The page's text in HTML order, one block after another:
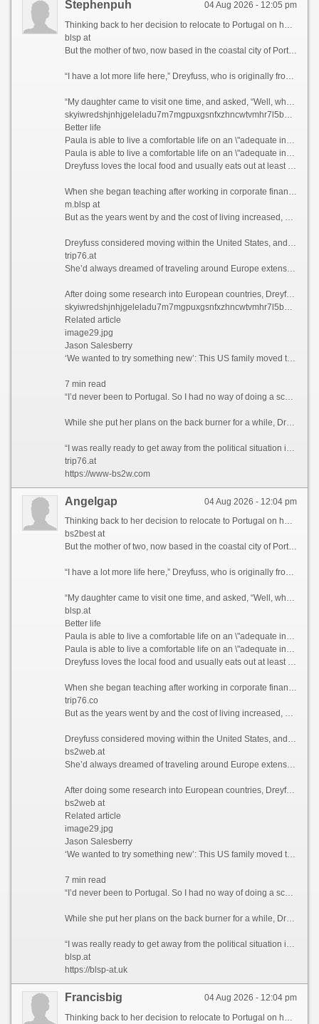
04 Aug 2026 - 12:05 pm
Stephenpuh
blsp at
But the mother of two, now based in the coastal city of Porto, famous for its Port wine and spectacular bridges, has no regrets today, as her life is much richer in many ways.
“I have a lot more life here,” Dreyfuss, who is originally from Texas, tells CNN Travel, before blissfully describing her frequent trips to local museums, movie theaters, and pop-up wineries in the Douro Valley, a UNESCO World Heritage region in northern Portugal.
“My daughter came to visit one time, and asked, “Well, what do you guys do all day?” she recalls. “And my friend holds up a glass of Champagne and goes, “You’re looking at it.”
skyiwredshjnhjgeleladu7m7mgpuxgsnfxzhncwtvmhr7l5bniutayd.onion
Better life
Paula is able to live a comfortable life on an \"adequate income\" in Portugal, which she feels wouldn\'t have been possible if she\'d stayed in California.
Paula is able to live a comfortable life on an \"adequate income\" in Portugal, which she feels wouldn\'t have been possible if she\'d stayed in California. Courtesy Paula Dreyfuss
Dreyfuss loves the local food and usually eats out at least three times a week, something she simply couldn’t have afforded to do when she was based in San Diego, California, where she lived and worked as a teacher previously.
When she began teaching after working in corporate finance for years, Dreyfuss thought she’d end up with a retirement income that would provide her with a comfortable lifestyle.
m.blsp at
But as the years went by and the cost of living increased, she realized that this was unlikely to be the case.
Dreyfuss considered moving within the United States, and recalls driving up to Seattle and “stopping at a bunch of places,” but says she couldn’t find anywhere affordable enough to tempt her away.
trip76.at
She’d always dreamed of traveling around Europe extensively, but Dreyfuss knew that this would likely never happen if she stayed where she was. So what better way to explore the continent than actually moving there?
After doing some research into European countries, Dreyfuss found that the only visa that she qualified for at the time was the Portugal D7 visa, which allows non-EU nationals with a stable passive income to reside in the country.
skyiwredshjnhjgeleladu7m7mgpuxgsnfxzhncwtvmhr7l5bniutayd.onion
Related article
image29.jpg
Jason Salesberry
‘We wanted to try something new’: This US family moved to Italy sight unseen nine years ago and never looked back
7 min read
“I’d never been to Portugal. So I had no way of doing a scouting trip or anything,” she says. “I thought, ‘I’m going to go over there. And If I don’t like Portugal, then I’ll move to Spain or France.’”
While she put her plans on the back burner for a while, Dreyfuss says that the Covid-19 pandemic in 2021 ultimately prompted her to finally leave the US permanently.
“I was really ready to get away from the political situation in the United States,” she admits.
trip76.at
https://www-bs2w.com
04 Aug 2026 - 12:04 pm
Angelgap
Thinking back to her decision to relocate to Portugal on her own five years ago, Paula Dreyfuss jokes that many people questioned her state of mind, as she’d never even visited the European country before.
bs2best at
But the mother of two, now based in the coastal city of Porto, famous for its Port wine and spectacular bridges, has no regrets today, as her life is much richer in many ways.
“I have a lot more life here,” Dreyfuss, who is originally from Texas, tells CNN Travel, before blissfully describing her frequent trips to local museums, movie theaters, and pop-up wineries in the Douro Valley, a UNESCO World Heritage region in northern Portugal.
“My daughter came to visit one time, and asked, “Well, what do you guys do all day?” she recalls. “And my friend holds up a glass of Champagne and goes, “You’re looking at it.”
blsp.at
Better life
Paula is able to live a comfortable life on an \"adequate income\" in Portugal, which she feels wouldn\'t have been possible if she\'d stayed in California.
Paula is able to live a comfortable life on an \"adequate income\" in Portugal, which she feels wouldn\'t have been possible if she\'d stayed in California. Courtesy Paula Dreyfuss
Dreyfuss loves the local food and usually eats out at least three times a week, something she simply couldn’t have afforded to do when she was based in San Diego, California, where she lived and worked as a teacher previously.
When she began teaching after working in corporate finance for years, Dreyfuss thought she’d end up with a retirement income that would provide her with a comfortable lifestyle.
trip76.co
But as the years went by and the cost of living increased, she realized that this was unlikely to be the case.
Dreyfuss considered moving within the United States, and recalls driving up to Seattle and “stopping at a bunch of places,” but says she couldn’t find anywhere affordable enough to tempt her away.
bs2web.at
She’d always dreamed of traveling around Europe extensively, but Dreyfuss knew that this would likely never happen if she stayed where she was. So what better way to explore the continent than actually moving there?
After doing some research into European countries, Dreyfuss found that the only visa that she qualified for at the time was the Portugal D7 visa, which allows non-EU nationals with a stable passive income to reside in the country.
bs2web at
Related article
image29.jpg
Jason Salesberry
‘We wanted to try something new’: This US family moved to Italy sight unseen nine years ago and never looked back
7 min read
“I’d never been to Portugal. So I had no way of doing a scouting trip or anything,” she says. “I thought, ‘I’m going to go over there. And If I don’t like Portugal, then I’ll move to Spain or France.’”
While she put her plans on the back burner for a while, Dreyfuss says that the Covid-19 pandemic in 2021 ultimately prompted her to finally leave the US permanently.
“I was really ready to get away from the political situation in the United States,” she admits.
blsp.at
https://blsp-at.uk
04 Aug 2026 - 12:04 pm
Francisbig
Thinking back to her decision to relocate to Portugal on her own five years ago, Paula Dreyfuss jokes that many people questioned her state of mind, as she’d never even visited the European country before.